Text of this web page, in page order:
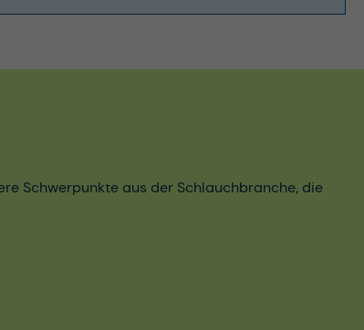
Schwerpunkte aus der Schlauchbranche, die